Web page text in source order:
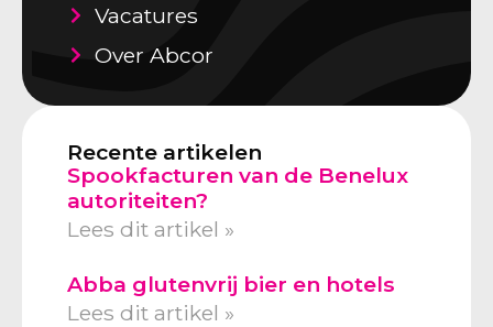
Vacatures
Over Abcor
Recente artikelen
Spookfacturen van de Benelux
autoriteiten?
Lees dit artikel »
Abba glutenvrij bier en hotels
Lees dit artikel »